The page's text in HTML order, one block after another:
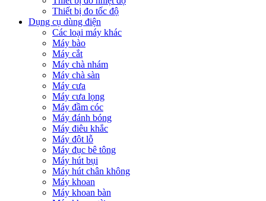
Thiết bị đo tốc độ
Dụng cụ dùng điện
Các loại máy khác
Máy bào
Máy cắt
Máy chà nhám
Máy chà sàn
Máy cưa
Máy cưa lọng
Máy đầm cóc
Máy đánh bóng
Máy điêu khắc
Máy đột lỗ
Máy đục bê tông
Máy hút bụi
Máy hút chân không
Máy khoan
Máy khoan bàn